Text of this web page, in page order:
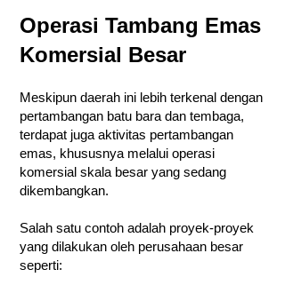
Operasi Tambang Emas
Komersial Besar
Meskipun daerah ini lebih terkenal dengan
pertambangan batu bara dan tembaga,
terdapat juga aktivitas pertambangan
emas, khususnya melalui operasi
komersial skala besar yang sedang
dikembangkan.
Salah satu contoh adalah proyek-proyek
yang dilakukan oleh perusahaan besar
seperti: